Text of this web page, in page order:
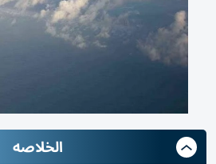
الخلاصه